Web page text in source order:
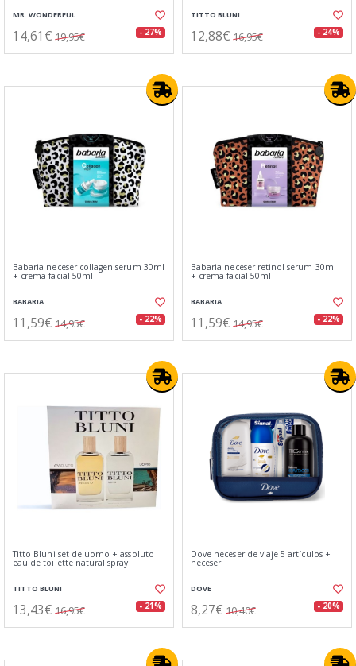
MR. WONDERFUL
14,61€ 19,95€ - 27%
TITTO BLUNI
12,88€ 16,95€ - 24%
Babaria neceser collagen serum 30ml
+ crema facial 50ml
BABARIA
11,59€ 14,95€ - 22%
Babaria neceser retinol serum 30ml
+ crema facial 50ml
BABARIA
11,59€ 14,95€ - 22%
Titto Bluni set de uomo + assoluto
eau de toilette natural spray
TITTO BLUNI
13,43€ 16,95€ - 21%
Dove neceser de viaje 5 artículos +
neceser
DOVE
8,27€ 10,40€ - 20%